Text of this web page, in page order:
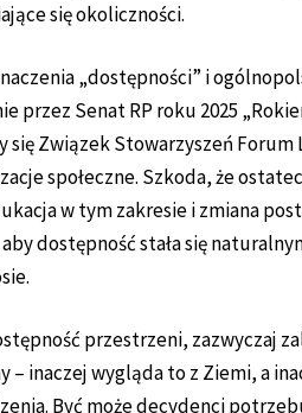
się okoliczności.
„dostępności” i
przez Senat RP roku 2025
się Związek Stowarzyszeń
społeczne. Szkoda, że
w tym zakresie i zmiana
dostępność stała się
przestrzeni, zazwyczaj
inaczej wygląda to z Ziemi, a
Być może decydenci